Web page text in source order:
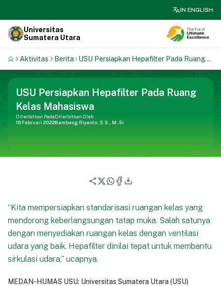
IN ENGLISH
Universitas
Sumatera Utara
Aktivitas Berita
USU Persiapkan Hepafilter Pada Ruang
Kelas Mahasiswa
USU Persiapkan Hepafilter Pada Ruang
Kelas Mahasiswa
Diterbitkan Pada
16 Februari 2022
Diterbitkan Oleh
Bambang Riyanto, S.S., M. Si
“Kita mempersiapkan standarisasi ruangan kelas yang
mendorong keberlangsungan tatap muka. Salah satunya
dengan menyediakan ruangan kelas dengan ventilasi
udara yang baik. Hepafilter dinilai tepat untuk membantu
sirkulasi udara,” ucapnya.
MEDAN-HUMAS USU: Universitas Sumatera Utara (USU)